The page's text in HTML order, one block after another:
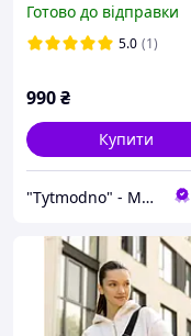
Готово до відправки
5.0 (1)
990₴
Купити
"Tytmodno" - Модно, не завжди дорого!